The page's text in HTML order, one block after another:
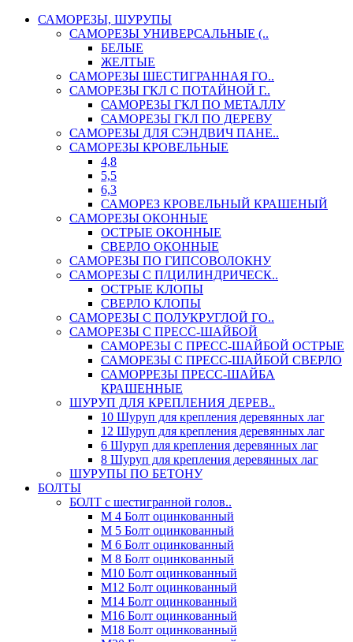
САМОРЕЗЫ, ШУРУПЫ
САМОРЕЗЫ УНИВЕРСАЛЬНЫЕ (..
БЕЛЫЕ
ЖЕЛТЫЕ
САМОРЕЗЫ ШЕСТИГРАННАЯ ГО..
САМОРЕЗЫ ГКЛ С ПОТАЙНОЙ Г..
САМОРЕЗЫ ГКЛ ПО МЕТАЛЛУ
САМОРЕЗЫ ГКЛ ПО ДЕРЕВУ
САМОРЕЗЫ ДЛЯ СЭНДВИЧ ПАНЕ..
САМОРЕЗЫ КРОВЕЛЬНЫЕ
4,8
5,5
6,3
САМОРЕЗ КРОВЕЛЬНЫЙ КРАШЕНЫЙ
САМОРЕЗЫ ОКОННЫЕ
ОСТРЫЕ ОКОННЫЕ
СВЕРЛО ОКОННЫЕ
САМОРЕЗЫ ПО ГИПСОВОЛОКНУ
САМОРЕЗЫ С П/ЦИЛИНДРИЧЕСК..
ОСТРЫЕ КЛОПЫ
СВЕРЛО КЛОПЫ
САМОРЕЗЫ С ПОЛУКРУГЛОЙ ГО..
САМОРЕЗЫ С ПРЕСС-ШАЙБОЙ
САМОРЕЗЫ С ПРЕСС-ШАЙБОЙ ОСТРЫЕ
САМОРЕЗЫ С ПРЕСС-ШАЙБОЙ СВЕРЛО
САМОРРЕЗЫ ПРЕСС-ШАЙБА
КРАШЕННЫЕ
ШУРУП ДЛЯ КРЕПЛЕНИЯ ДЕРЕВ..
10 Шуруп для крепления деревянных лаг
12 Шуруп для крепления деревянных лаг
6 Шуруп для крепления деревянных лаг
8 Шуруп для крепления деревянных лаг
ШУРУПЫ ПО БЕТОНУ
БОЛТЫ
БОЛТ с шестигранной голов..
М 4 Болт оцинкованный
М 5 Болт оцинкованный
М 6 Болт оцинкованный
М 8 Болт оцинкованный
М10 Болт оцинкованный
М12 Болт оцинкованный
М14 Болт оцинкованный
М16 Болт оцинкованный
М18 Болт оцинкованный